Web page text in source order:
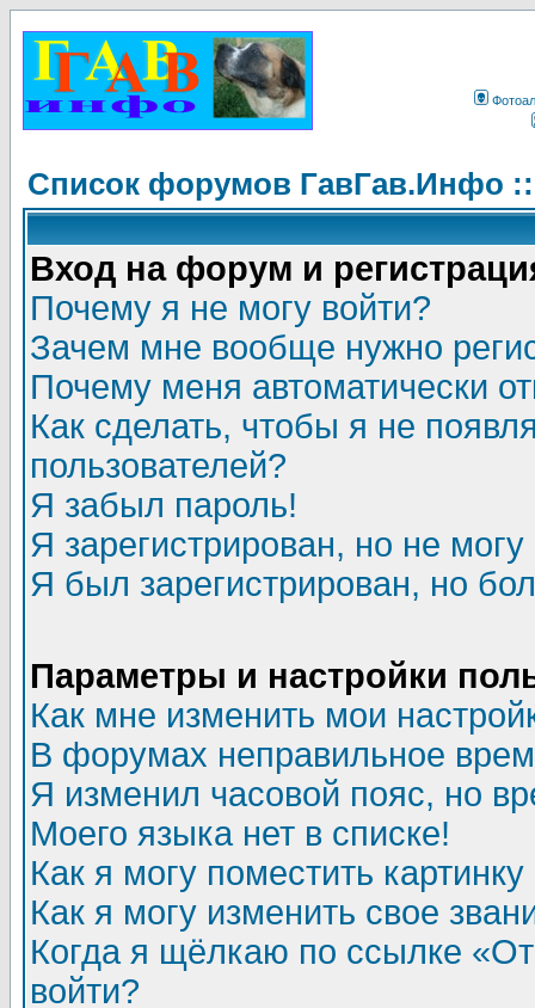
Список форумов ГавГав.Инфо
Вход на форум и
Почему я не могу войти?
Зачем мне вообще нужно
Почему меня автоматически
Как сделать, чтобы я не
пользователей?
Я забыл пароль!
Я зарегистрирован, но не могу
Я был зарегистрирован, но
Параметры и настройки
Как мне изменить мои
В форумах неправильное
Я изменил часовой пояс, но
Моего языка нет в списке!
Как я могу поместить
Как я могу изменить свое
Когда я щёлкаю по ссылке
войти?